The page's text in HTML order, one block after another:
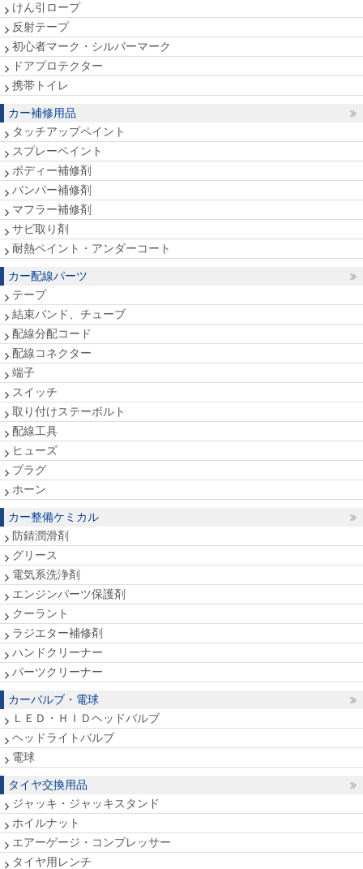
けん引ロープ
反射テープ
初心者マーク・シルバーマーク
ドアプロテクター
携帯トイレ
カー補修用品
タッチアップペイント
スプレーペイント
ボディー補修剤
バンパー補修剤
マフラー補修剤
サビ取り剤
耐熱ペイント・アンダーコート
カー配線パーツ
テープ
結束バンド、チューブ
配線分配コード
配線コネクター
端子
スイッチ
取り付けステーボルト
配線工具
ヒューズ
プラグ
ホーン
カー整備ケミカル
防錆潤滑剤
グリース
電気系洗浄剤
エンジンパーツ保護剤
クーラント
ラジエター補修剤
ハンドクリーナー
パーツクリーナー
カーバルブ・電球
ＬＥＤ・ＨＩＤヘッドバルブ
ヘッドライトバルブ
電球
タイヤ交換用品
ジャッキ・ジャッキスタンド
ホイルナット
エアーゲージ・コンプレッサー
タイヤ用レンチ